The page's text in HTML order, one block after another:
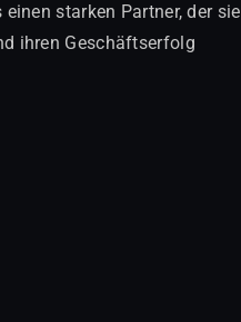
starken Partner, der sie
ihren Geschäftserfolg